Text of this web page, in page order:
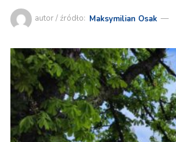
autor / źródło: Maksymilian Osak